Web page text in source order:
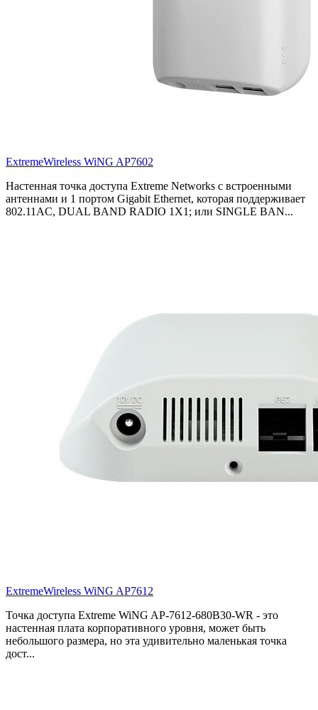
ExtremeWireless WiNG AP7602
Настенная точка доступа Extreme Networks с встроенными
антеннами и 1 портом Gigabit Ethernet, которая поддерживает
802.11AC, DUAL BAND RADIO 1X1; или SINGLE BAN...
ExtremeWireless WiNG AP7612
Точка доступа Extreme WiNG AP-7612-680B30-WR - это
настенная плата корпоративного уровня, может быть
небольшого размера, но эта удивительно маленькая точка
дост...